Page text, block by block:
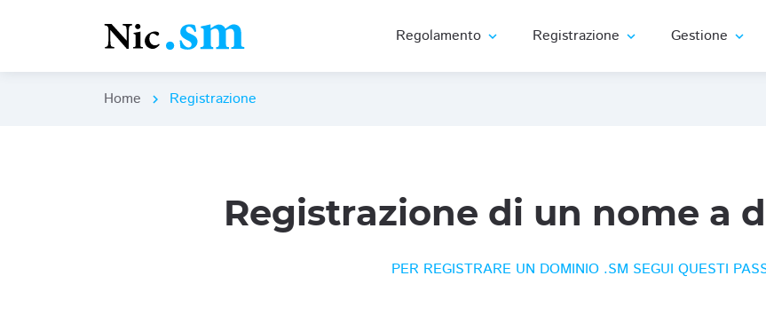
Regolamento expand_more Registrazione expand_more Gestione expand_more
Home chevron_right Registrazione
Registrazione di un nome a
PER REGISTRARE UN DOMINIO .SM SEGUI QUESTI